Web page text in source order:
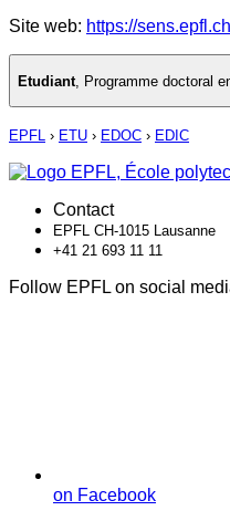
Site web: https://sens.epfl.ch
Etudiant Programme doctoral
EPFL › ETU › EDOC › EDIC
Contact
EPFL CH-1015 Lausanne
+41 21 693 11 11
Follow EPFL on social
on Facebook